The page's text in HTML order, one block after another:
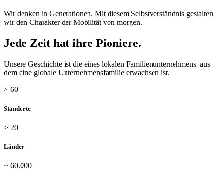
Wir denken in Generationen. Mit diesem Selbstverständnis gestalten
wir den Charakter der Mobilität von morgen.
Jede Zeit hat ihre Pioniere.
Unsere Geschichte ist die eines lokalen Familienunternehmens, aus
dem eine globale Unternehmensfamilie erwachsen ist.
> 60
Standorte
> 20
Länder
~ 60.000